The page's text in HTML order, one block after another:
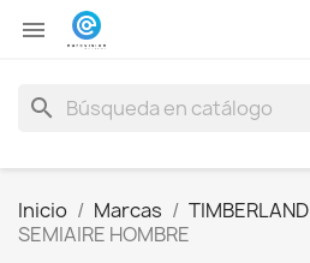

search
Inicio Marcas TIMBERLAND
SEMIAIRE HOMBRE